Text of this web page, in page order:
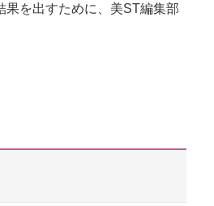
を出すために、美ST編集部